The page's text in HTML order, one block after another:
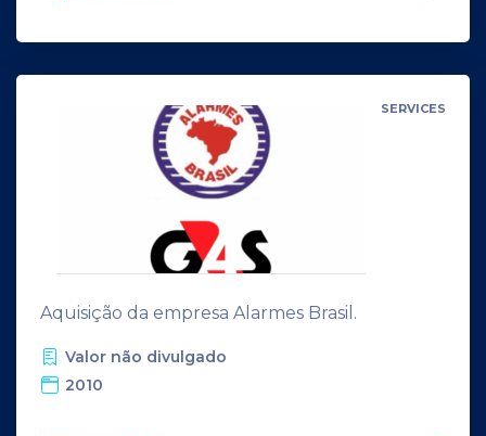
SERVICES
Aquisição da empresa Alarmes Brasil.
Valor não divulgado
2010